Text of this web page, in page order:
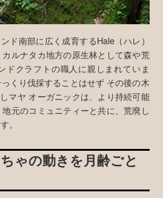
ド南部に広く成育するHale（ハレ）
ルナタカ地方の原生林として森や荒
ドクラフトの職人に親しまれていま
くり伐採することはせず その後の木
マヤ オーガニックは、より持続可能
元のコミュニティーと共に、荒廃し
。
ゃの動きを月齢ごと